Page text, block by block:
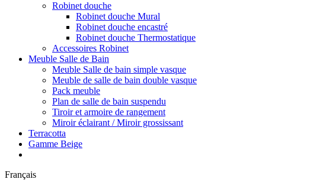
Robinet douche
Robinet douche Mural
Robinet douche encastré
Robinet douche Thermostatique
Accessoires Robinet
Meuble Salle de Bain
Meuble Salle de bain simple vasque
Meuble de salle de bain double vasque
Pack meuble
Plan de salle de bain suspendu
Tiroir et armoire de rangement
Miroir éclairant / Miroir grossissant
Terracotta
Gamme Beige
Français